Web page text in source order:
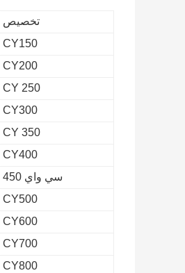
تخصيص
CY150
CY200
250 CY
CY300
350 CY
CY400
سي واي 450
CY500
CY600
CY700
CY800